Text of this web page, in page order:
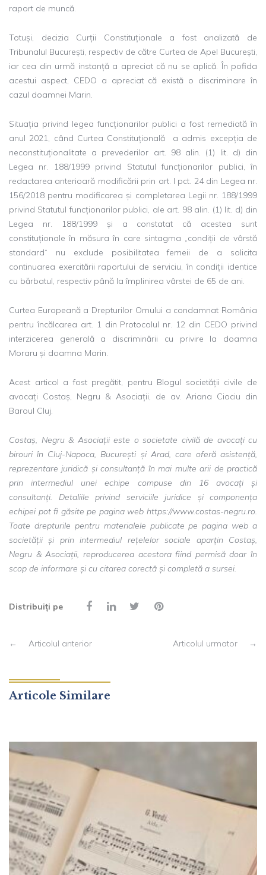
raport de muncă.
Totuși, decizia Curții Constituționale a fost analizată de
Tribunalul București, respectiv de către Curtea de Apel București,
iar cea din urmă instanță a apreciat că nu se aplică. În pofida
acestui aspect, CEDO a apreciat că există o discriminare în
cazul doamnei Marin.
Situația privind legea funcționarilor publici a fost remediată în
anul 2021, când Curtea Constituțională a admis excepția de
neconstituționalitate a prevederilor art. 98 alin. (1) lit. d) din
Legea nr. 188/1999 privind Statutul funcționarilor publici, în
redactarea anterioară modificării prin art. I pct. 24 din Legea nr.
156/2018 pentru modificarea și completarea Legii nr. 188/1999
privind Statutul funcționarilor publici, ale art. 98 alin. (1) lit. d) din
Legea nr. 188/1999 și a constatat că acestea sunt
constituționale în măsura în care sintagma „condiții de vârstă
standard“ nu exclude posibilitatea femeii de a solicita
continuarea exercitării raportului de serviciu, în condiții identice
cu bărbatul, respectiv până la împlinirea vârstei de 65 de ani.
Curtea Europeană a Drepturilor Omului a condamnat România
pentru încălcarea art. 1 din Protocolul nr. 12 din CEDO privind
interzicerea generală a discriminării cu privire la doamna
Moraru și doamna Marin.
Acest articol a fost pregătit, pentru Blogul societății civile de
avocați Costaș, Negru & Asociații, de av. Ariana Ciociu din
Baroul Cluj.
Costaș, Negru & Asociații este o societate civilă de avocați cu
birouri în Cluj-Napoca, București și Arad, care oferă asistență,
reprezentare juridică și consultanță în mai multe arii de practică
prin intermediul unei echipe compuse din 16 avocați și
consultanți. Detaliile privind serviciile juridice și componența
echipei pot fi găsite pe pagina web https://www.costas-negru.ro.
Toate drepturile pentru materialele publicate pe pagina web a
societății și prin intermediul rețelelor sociale aparțin Costaș,
Negru & Asociații, reproducerea acestora fiind permisă doar în
scop de informare și cu citarea corectă și completă a sursei.
Distribuiți pe
← Articolul anterior Articolul urmator →
Articole Similare